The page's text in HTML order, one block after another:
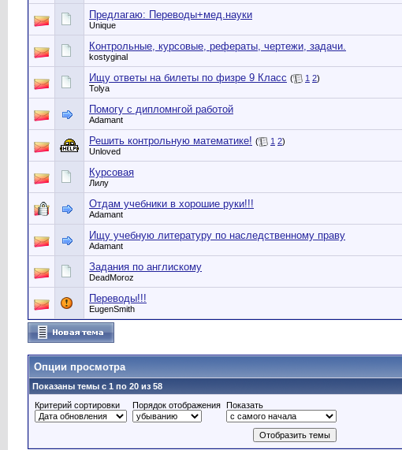
Предлагаю: Переводы+мед.науки
Unique
Контрольные, курсовые, рефераты, чертежи, задачи.
kostyginal
Ищу ответы на билеты по физре 9 Класс ( 1 2)
Tolya
Помогу с дипломнгой работой
Adamant
Решить контрольную математике! ( 1 2)
Unloved
Курсовая
Лилу
Отдам учебники в хорошие руки!!!
Adamant
Ищу учебную литературу по наследственному праву
Adamant
Задания по англискому
DeadMoroz
Переводы!!!
EugenSmith
Опции просмотра
Показаны темы с 1 по 20 из 58
Критерий сортировки
Порядок отображения Показать